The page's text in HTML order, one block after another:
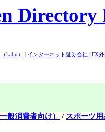
kabu） | インターネット証券会社 | FX
般消費者向け） / スポーツ用